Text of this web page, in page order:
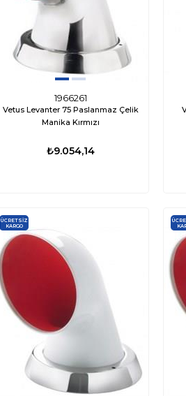
1966261
Vetus Levanter 75 Paslanmaz Çelik
Manika Kırmızı
₺9.054,14
ÜCRETSIZ
KARGO